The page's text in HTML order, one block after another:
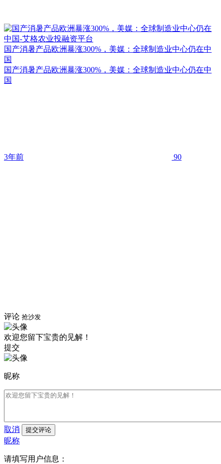
国产消暑产品欧洲暴涨300%，美媒：全球制造业中心仍在中
国
国产消暑产品欧洲暴涨300%，美媒：全球制造业中心仍在中
国
3年前 90
评论 抢沙发
欢迎您留下宝贵的见解！
提交
昵称
取消 提交评论
昵称
请填写用户信息：